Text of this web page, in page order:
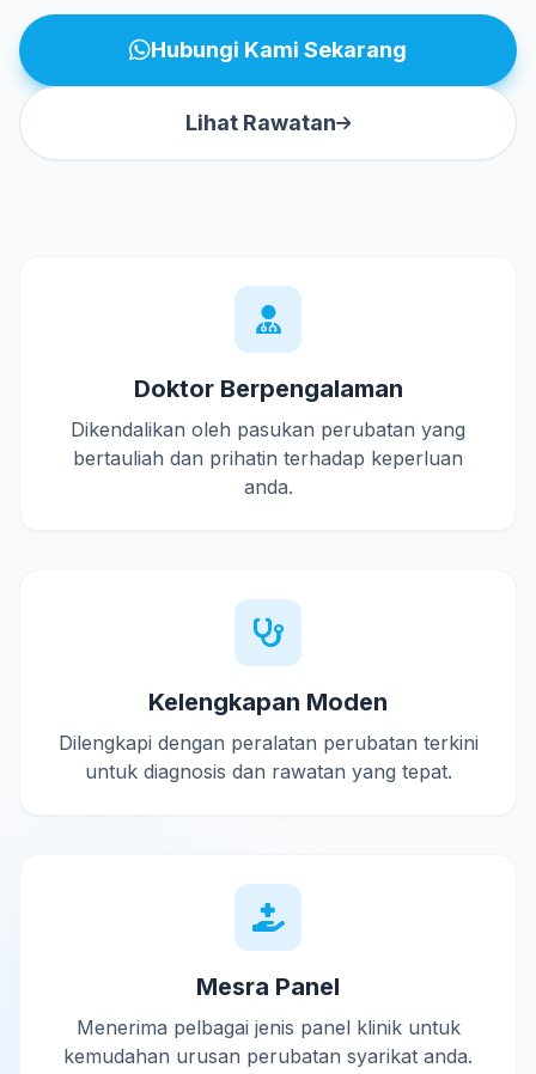
Hubungi Kami Sekarang
Lihat Rawatan
Doktor Berpengalaman
Dikendalikan oleh pasukan perubatan yang
bertauliah dan prihatin terhadap keperluan
anda.
Kelengkapan Moden
Dilengkapi dengan peralatan perubatan terkini
untuk diagnosis dan rawatan yang tepat.
Mesra Panel
Menerima pelbagai jenis panel klinik untuk
kemudahan urusan perubatan syarikat anda.